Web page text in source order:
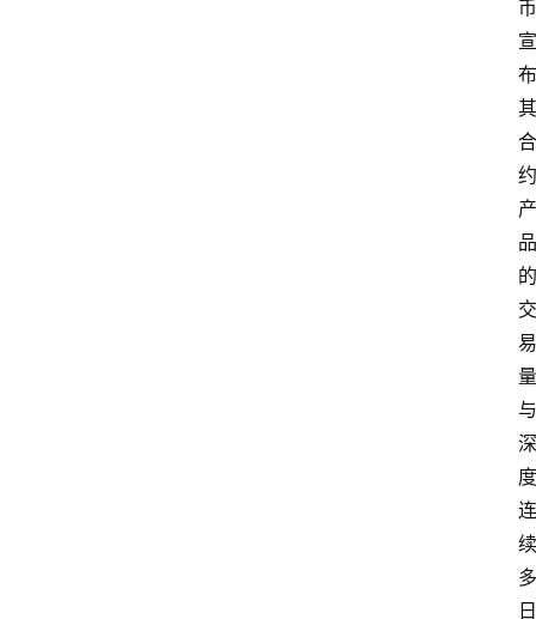
币
宣
布
其
合
约
产
品
的
交
易
量
与
深
度
连
续
多
日